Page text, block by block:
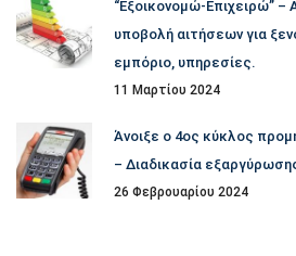
“Εξοικονομώ-Επιχειρώ” –
υποβολή αιτήσεων για
εμπόριο, υπηρεσίες.
11 Μαρτίου 2024
Άνοιξε ο 4ος κύκλος
– Διαδικασία
26 Φεβρουαρίου 2024